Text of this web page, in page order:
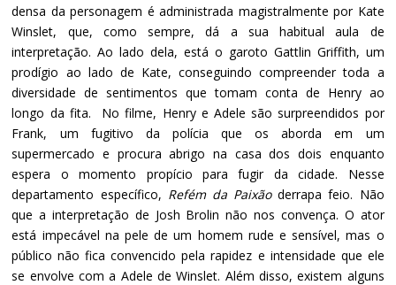
densa da personagem é administrada magistralmente por Kate
Winslet, que, como sempre, dá a sua habitual aula de
interpretação. Ao lado dela, está o garoto Gattlin Griffith, um
prodígio ao lado de Kate, conseguindo compreender toda a
diversidade de sentimentos que tomam conta de Henry ao
longo da fita. No filme, Henry e Adele são surpreendidos por
Frank, um fugitivo da polícia que os aborda em um
supermercado e procura abrigo na casa dos dois enquanto
espera o momento propício para fugir da cidade. Nesse
departamento específico, Refém da Paixãoderrapa feio. Não
que a interpretação de Josh Brolin não nos convença. O ator
está impecável na pele de um homem rude e sensível, mas o
público não fica convencido pela rapidez e intensidade que ele
se envolve com a Adele de Winslet. Além disso, existem alguns